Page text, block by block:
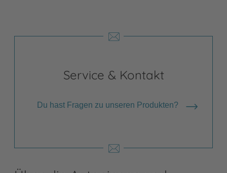
Service & Kontakt
Du hast Fragen zu unseren Produkten?